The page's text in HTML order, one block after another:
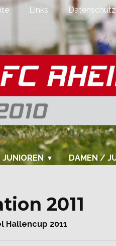
Links
JUNIOREN DAMEN /
2011
Hallencup 2011